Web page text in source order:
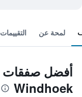
لمحة عن التقييمات
Windhoek